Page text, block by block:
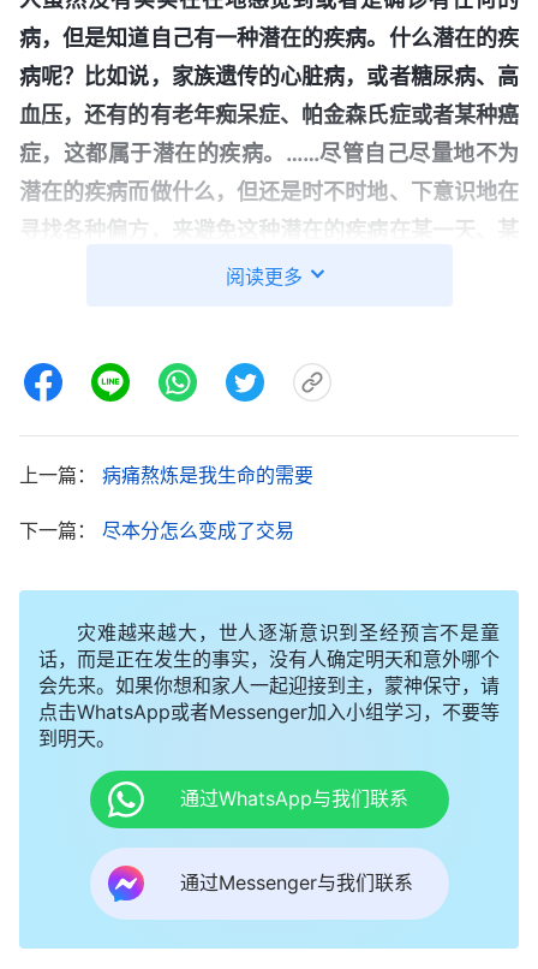
病，但是知道自己有一种潜在的疾病。什么潜在的疾
病呢？比如说，家族遗传的心脏病，或者糖尿病、高
血压，还有的有老年痴呆症、帕金森氏症或者某种癌
症，这都属于潜在的疾病。……尽管自己尽量地不为
潜在的疾病而做什么，但还是时不时地、下意识地在
寻找各种偏方，来避免这种潜在的疾病在某一天、某
个时辰、某个自己还不知情的情况下突然降临在自己
查找一些锻炼的小办法来锻炼、实验。虽然它是一种
人没有感觉到任何的不适、任何的症状，人还是对此
总盼望借着祷告、借着尽本分来减轻、消除自己内心
殊体质、特殊病痛的人，他们还是在尽本分或者不尽
本分的过程中为自己肉体的难处、肉体的病痛而陷入
愁苦、忧虑与担心，担心自己的病痛，担心病痛会给
自己的生活带来很多的不便，还有这个病痛会不会严
重，严重了之后后果会怎样，会不会死亡。这一系列
的问题让人在一些特殊的环境之下、在一定的背景之
下陷入深深的愁苦、忧虑与担心之中不能自拔，甚至
有些人因着已知的严重的病痛或者是潜在的不能摆脱
阅读更多
上一篇： 病痛熬炼是我生命的需要
下一篇： 尽本分怎么变成了交易
灾难越来越大，世人逐渐意识到圣经预言不是童
话，而是正在发生的事实，没有人确定明天和意外哪个
会先来。如果你想和家人一起迎接到主，蒙神保守，请
点击WhatsApp或者Messenger加入小组学习，不要等
到明天。
通过WhatsApp与我们联系
通过Messenger与我们联系